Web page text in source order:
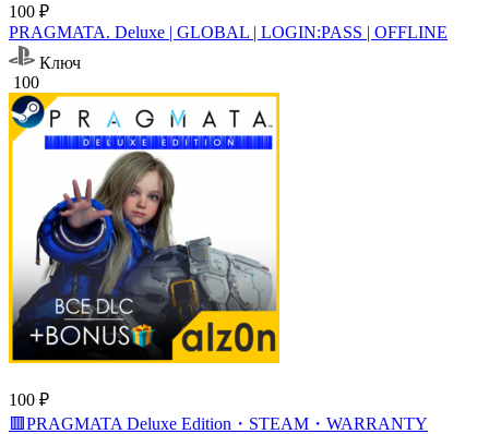
100 ₽
PRAGMATA. Deluxe | GLOBAL | LOGIN:PASS | OFFLINE
Ключ
100
100 ₽
🟥PRAGMATA Deluxe Edition・STEAM・WARRANTY